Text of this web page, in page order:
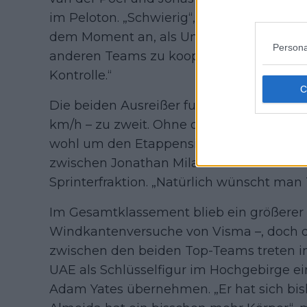
im Peloton. „Schwierig“, urteilt De
dem Moment an, als Uno-X – ich frage
anderen Teams zu kooperieren
Kontrolle.“
Die beiden Ausreißer fuhren mit
km/h – zu zweit. Ohne das
wohl um den Etappensieg gesprintet.
zwischen Jonathan Milan und Tim
Sprinterfraktion. „Natürlich wünscht man
Im Gesamtklassement blieb ein größerer
Windkantenversuche von Visma –,
zwischen den beiden Top-Teams treten
UAE als Schlüsselfigur im Hochgebirge
Adam Yates übernehmen. „Er hat sich